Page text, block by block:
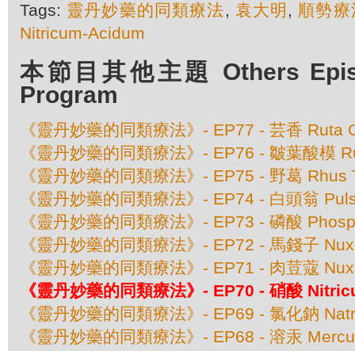
Tags: 靈丹妙藥的同類療法, 袁大明 , 順勢療
Nitricum-Acidum
本節目其他主題 Others
Program
《靈丹妙藥的同類療法》- EP77 - 芸香 Ruta
《靈丹妙藥的同類療法》- EP76 - 皺葉酸模
《靈丹妙藥的同類療法》- EP75 - 野葛
《靈丹妙藥的同類療法》- EP74 - 白頭翁
《靈丹妙藥的同類療法》- EP73 - 磷酸
《靈丹妙藥的同類療法》- EP72 - 馬錢子
《靈丹妙藥的同類療法》- EP71 - 肉荳蔻
《靈丹妙藥的同類療法》- EP70 - 硝酸
《靈丹妙藥的同類療法》- EP69 - 氯化鈉
《靈丹妙藥的同類療法》- EP68 - 溶汞